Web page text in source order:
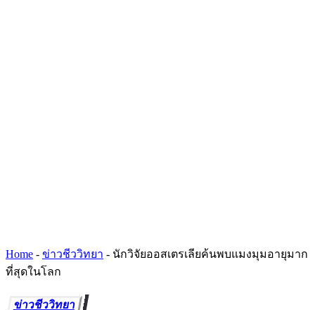
Home - ข่าวชีววิทยา - นักวิจัยออสเตรเลียค้นพบแมงมุมอายุมาก
ที่สุดในโลก
ข่าวชีววิทยา